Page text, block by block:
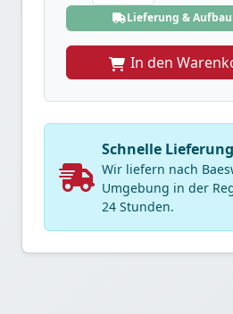
Lieferung &
In den
Schnelle
Wir liefern nach
Umgebung in der
24 Stunden.